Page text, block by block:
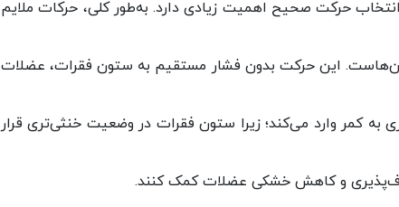
حرکت صحیح اهمیت زیادی دارد. به‌طور کلی، حرکات ملایم
این حرکت بدون فشار مستقیم به ستون فقرات، عضلات
کمر وارد می‌کند؛ زیرا ستون فقرات در وضعیت خنثی‌تری قرار
و کاهش خشکی عضلات کمک کنند.